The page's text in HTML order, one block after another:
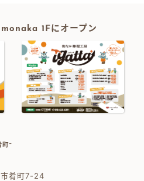
monaka 1Fにオープン
町~
肴町7-24